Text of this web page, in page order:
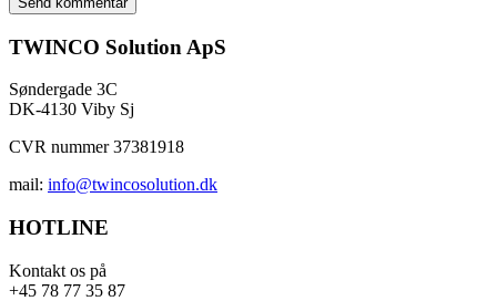
TWINCO Solution ApS
Søndergade 3C
DK-4130 Viby Sj
CVR nummer 37381918
mail: info@twincosolution.dk
HOTLINE
Kontakt os på
+45 78 77 35 87